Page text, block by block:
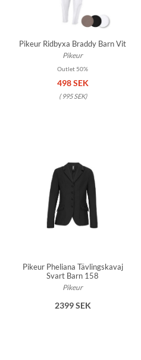
Pikeur Ridbyxa Braddy Barn Vit
Pikeur
Outlet 50%
498 SEK
(995 SEK)
Pikeur Pheliana Tävlingskavaj
Svart Barn 158
Pikeur
2399 SEK